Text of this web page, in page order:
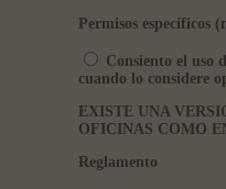
Permisos
Consiento el uso
cuando lo considere
EXISTE UNA
OFICINAS COMO
Reglamento